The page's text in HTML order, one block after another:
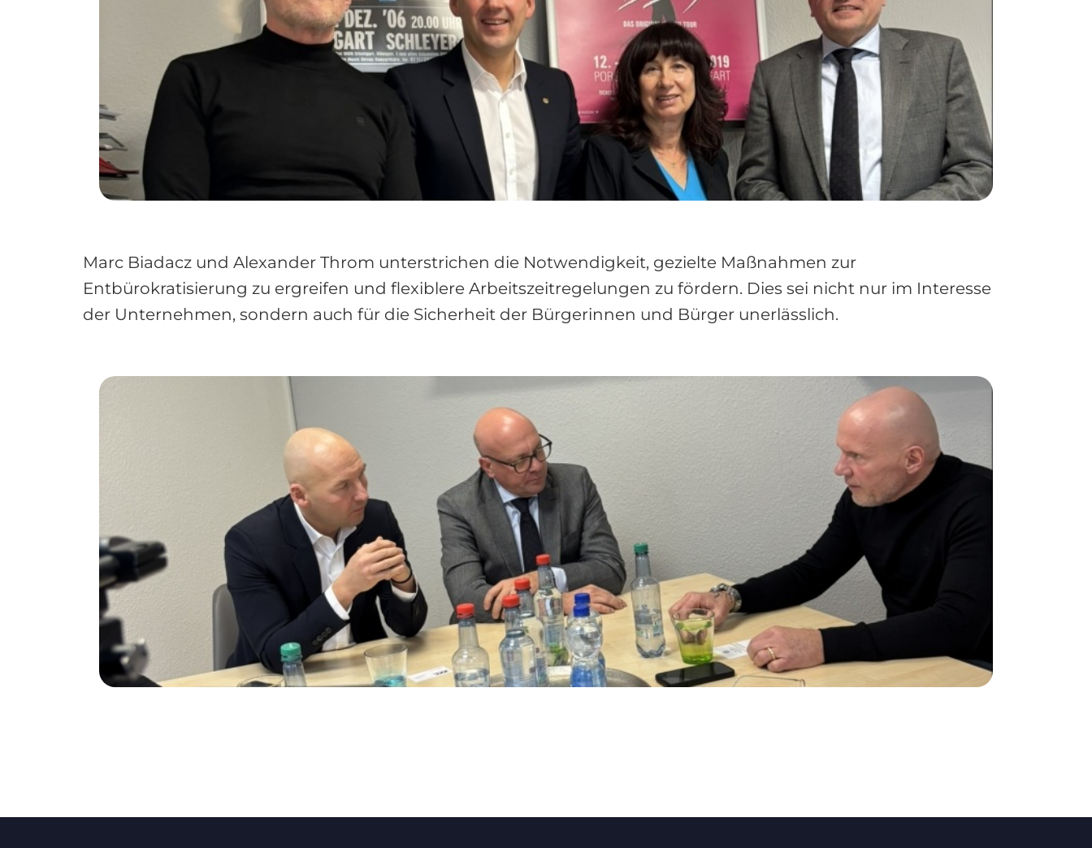
Marc Biadacz und Alexander Throm unterstrichen die Notwendigkeit, gezielte Maßnahmen zur
Entbürokratisierung zu ergreifen und flexiblere Arbeitszeitregelungen zu fördern. Dies sei nicht nur im Interesse
der Unternehmen, sondern auch für die Sicherheit der Bürgerinnen und Bürger unerlässlich.